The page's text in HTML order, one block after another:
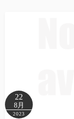
22
8月
2023